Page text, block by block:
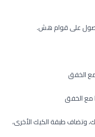
على قوام هش.
الخفق
مع الخفق
وتضاف طبقة الكيك الأخرى،